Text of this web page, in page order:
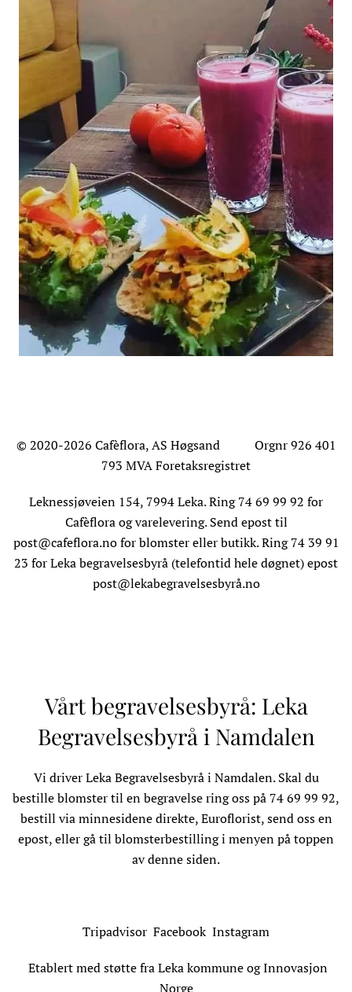
© 2020-2026 Cafèflora, AS Høgsand Orgnr 926 401
793 MVA Foretaksregistret
Leknessjøveien 154, 7994 Leka. Ring 74 69 99 92 for
Cafèflora og varelevering. Send epost til
post@cafeflora.nofor blomster eller butikk. Ring 74 39 91
23 for Leka begravelsesbyrå (telefontid hele døgnet) epost
post@lekabegravelsesbyrå.no
Vårt begravelsesbyrå: Leka
Begravelsesbyrå i Namdalen
Vi driverLeka Begravelsesbyråi Namdalen. Skal du
bestille blomster til en begravelse ring oss på 74 69 99 92,
bestill via minnesidene direkte, Euroflorist, send oss en
epost, eller gå til blomsterbestilling i menyen på toppen
av denne siden.
Tripadvisor Facebook Instagram
Etablert med støtte fra Leka kommune og Innovasjon
Norge